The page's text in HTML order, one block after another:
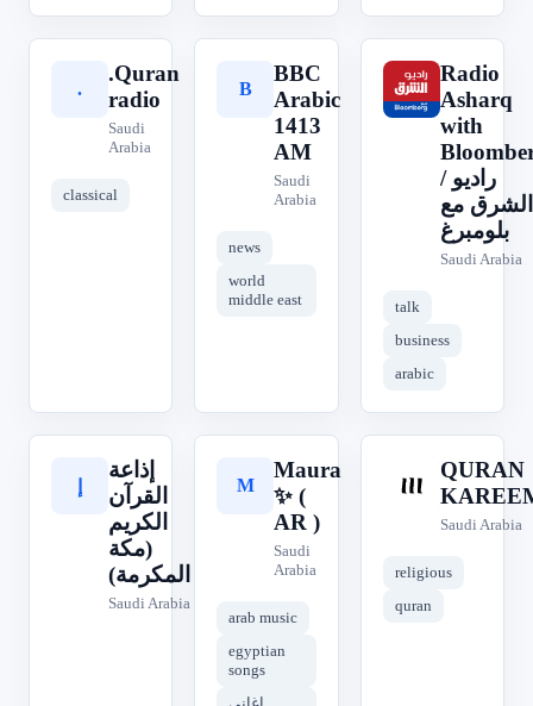
.
.Quran
radio
Saudi
Arabia
classical
B
BBC
Arabic
1413
AM
Saudi
Arabia
news
world
middle east
R
Radio
Asharq
with
/ راديو
الشرق مع
بلومبرغ
Saudi Arabia
talk
business
arabic
إذاعة
القرآن
الكريم
(مكة
المكرمة)
Saudi Arabia
M
Maura
✨ (
AR )
Saudi
Arabia
arab music
egyptian
songs
Q
QURAN
Saudi Arabia
religious
quran